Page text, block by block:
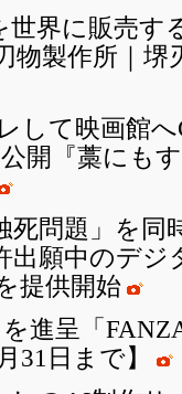
世界に販売す
物製作所｜
して映画館
開『藁にも
死問題」を
出願中のデジ
提供開始
進呈「
31日まで】